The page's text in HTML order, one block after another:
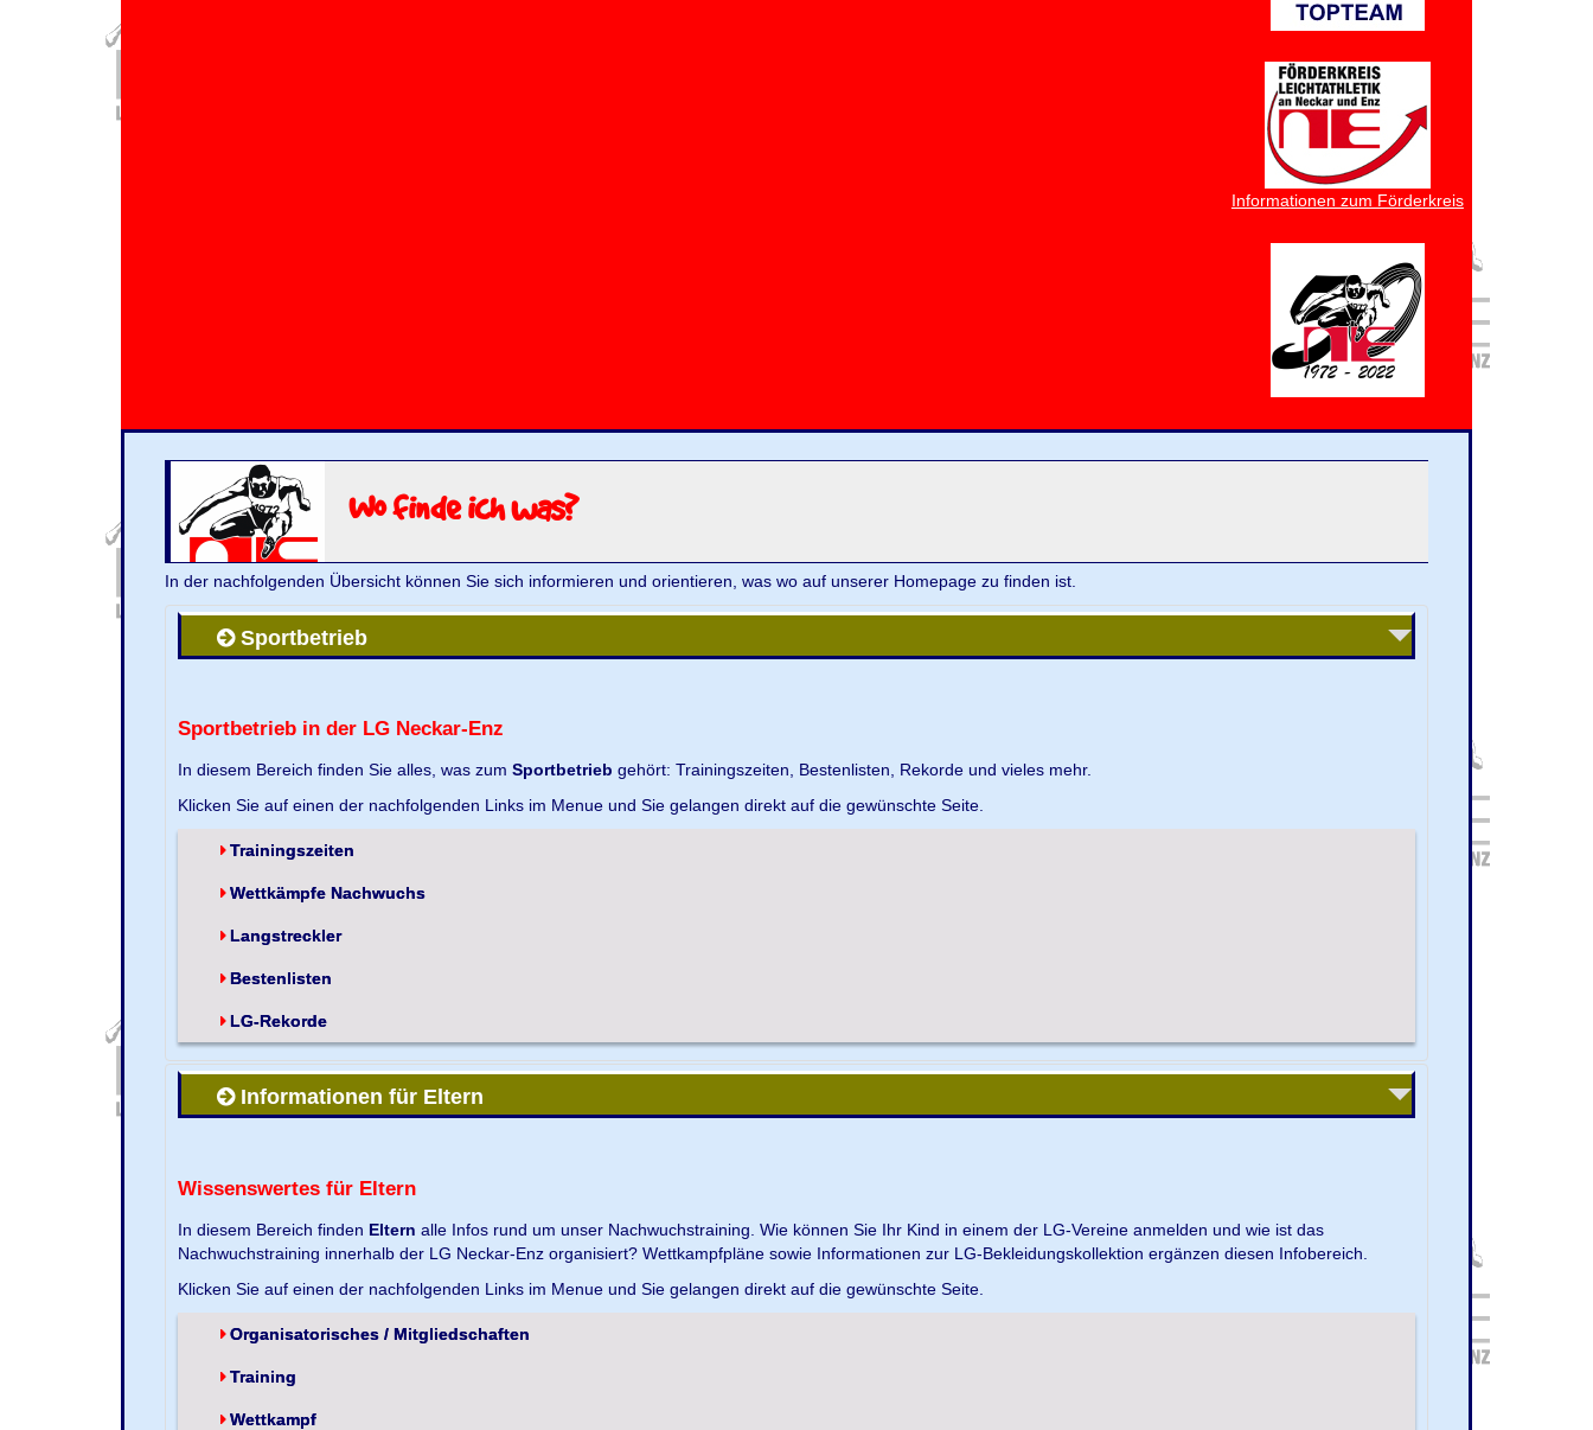
Informationen zum Förderkreis
Wo finde ich was?
In der nachfolgenden Übersicht können Sie sich informieren und orientieren, was wo auf unserer Homepage zu finden ist.
Sportbetrieb
Sportbetrieb in der LG Neckar-Enz
In diesem Bereich finden Sie alles, was zumSportbetrieb gehört: Trainingszeiten, Bestenlisten, Rekorde und vieles mehr.
Klicken Sie auf einen der nachfolgenden Links im Menue und Sie gelangen direkt auf die gewünschte Seite.
Trainingszeiten
Wettkämpfe Nachwuchs
Langstreckler
Bestenlisten
LG-Rekorde
Informationen für Eltern
Wissenswertes für Eltern
In diesem Bereich finden Eltern alle Infos rund um unser Nachwuchstraining. Wie können Sie Ihr Kind in einem der LG-Vereine anmelden und wie ist das
Nachwuchstraining innerhalb der LG Neckar-Enz organisiert? Wettkampfpläne sowie Informationen zur LG-Bekleidungskollektion ergänzen diesen Infobereich.
Klicken Sie auf einen der nachfolgenden Links im Menue und Sie gelangen direkt auf die gewünschte Seite.
Organisatorisches / Mitgliedschaften
Training
Wettkampf